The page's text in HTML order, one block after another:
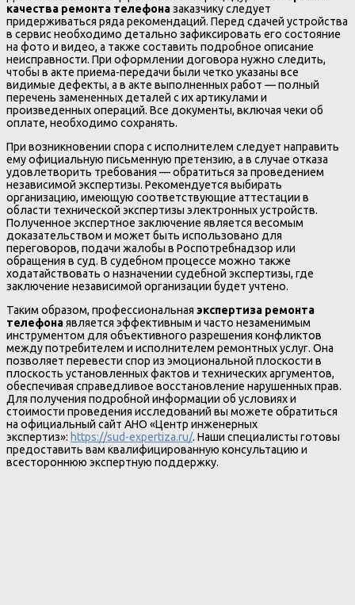
качества ремонта телефоназаказчику следует
придерживаться ряда рекомендаций. Перед сдачей устройства
в сервис необходимо детально зафиксировать его состояние
на фото и видео, а также составить подробное описание
неисправности. При оформлении договора нужно следить,
чтобы в акте приема-передачи были четко указаны все
видимые дефекты, а в акте выполненных работ — полный
перечень замененных деталей с их артикулами и
произведенных операций. Все документы, включая чеки об
оплате, необходимо сохранять.
При возникновении спора с исполнителем следует направить
ему официальную письменную претензию, а в случае отказа
удовлетворить требования — обратиться за проведением
независимой экспертизы. Рекомендуется выбирать
организацию, имеющую соответствующие аттестации в
области технической экспертизы электронных устройств.
Полученное экспертное заключение является весомым
доказательством и может быть использовано для
переговоров, подачи жалобы в Роспотребнадзор или
обращения в суд. В судебном процессе можно также
ходатайствовать о назначении судебной экспертизы, где
заключение независимой организации будет учтено.
Таким образом, профессиональная экспертиза ремонта
телефонаявляется эффективным и часто незаменимым
инструментом для объективного разрешения конфликтов
между потребителем и исполнителем ремонтных услуг. Она
позволяет перевести спор из эмоциональной плоскости в
плоскость установленных фактов и технических аргументов,
обеспечивая справедливое восстановление нарушенных прав.
Для получения подробной информации об условиях и
стоимости проведения исследований вы можете обратиться
на официальный сайт АНО «Центр инженерных
экспертиз»: https://sud-expertiza.ru/. Наши специалисты готовы
предоставить вам квалифицированную консультацию и
всестороннюю экспертную поддержку.